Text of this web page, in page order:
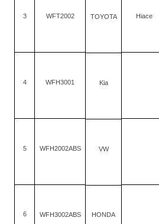
3 WFT2002 TOYOTA Hiace
4 WFH3001 Kia
5 WFH2002ABS VW
6 WFH3002ABS HONDA